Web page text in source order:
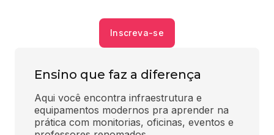
Inscreva-se
Ensino que faz a diferença
Aqui você encontra infraestrutura e
equipamentos modernos pra aprender na
prática com monitorias, oficinas, eventos e